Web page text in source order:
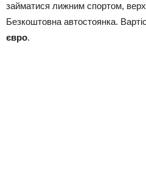
займатися лижним спортом,
Безкоштовна автостоянка.
євро.